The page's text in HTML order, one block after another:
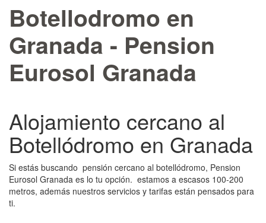
Botellodromo en
Granada - Pension
Eurosol Granada
Alojamiento cercano al
Botellódromo en Granada
Si estás buscando pensión cercano al botellódromo, Pension
Eurosol Granada es lo tu opción. estamos a escasos 100-200
metros, además nuestros servicios y tarifas están pensados para
ti.